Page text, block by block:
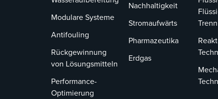
Modulare Systeme
Antifouling
Rückgewinnung
von Lösungsmitteln
Performance-
Optimierung
Nachhaltigkeit
Stromaufwärts
Pharmazeutika
Erdgas